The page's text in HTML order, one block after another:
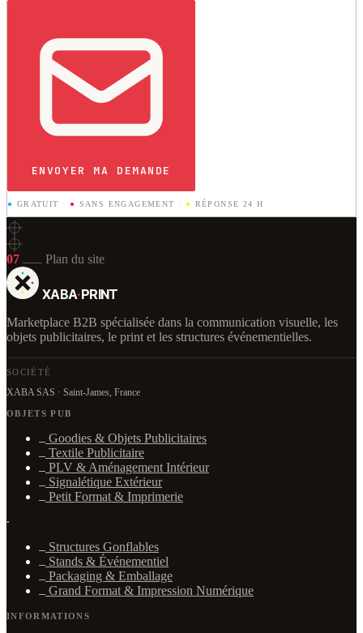
ENVOYER MA DEMANDE
● GRATUIT · ● SANS ENGAGEMENT · ● RÉPONSE 24 H
07 Plan du site
XABA·PRINT
Marketplace B2B spécialisée dans la communication visuelle, les
objets publicitaires, le print et les structures événementielles.
SOCIÉTÉ
XABA SAS · Saint-James, France
OBJETS PUB
Goodies & Objets Publicitaires
Textile Publicitaire
PLV & Aménagement Intérieur
Signalétique Extérieur
Petit Format & Imprimerie
·
Structures Gonflables
Stands & Événementiel
Packaging & Emballage
Grand Format & Impression Numérique
INFORMATIONS